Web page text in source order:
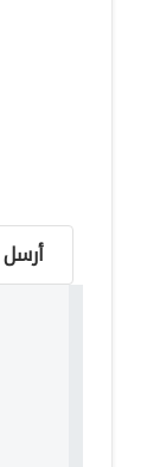
أرسل